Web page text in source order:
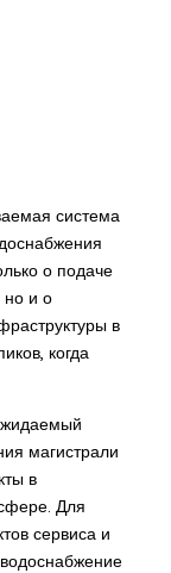
система
о подаче
но и о
в
когда
магистрали
в
Для
сервиса и